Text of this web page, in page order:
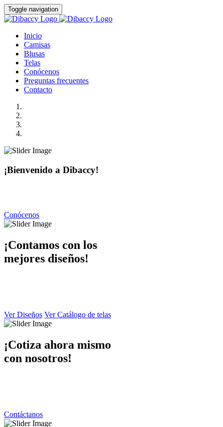
Toggle navigation
Inicio
Camisas
Blusas
Telas
Conócenos
Preguntas frecuentes
Contacto
¡Bienvenido a Dibaccy!
Conócenos
¡Contamos con los
mejores diseños!
Ver Diseños Ver Catálogo de telas
¡Cotiza ahora mismo
con nosotros!
Contáctanos